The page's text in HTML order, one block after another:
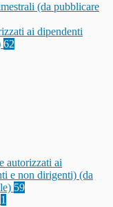
(da pubblicare
ai dipendenti
62
autorizzati ai
e non dirigenti) (da
59
1